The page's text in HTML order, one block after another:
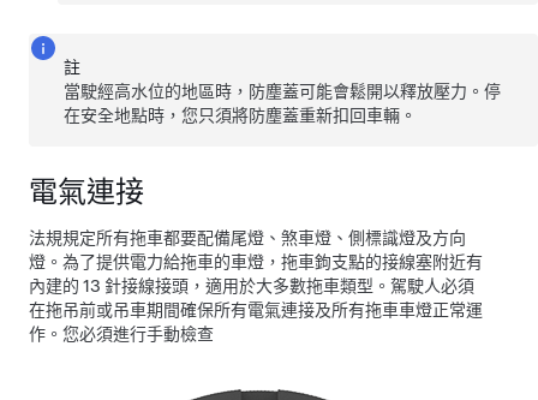
註
當駛經高水位的地區時，防塵蓋可能會鬆開以釋放壓力。停
在安全地點時，您只須將防塵蓋重新扣回車輛。
電氣連接
法規規定所有拖車都要配備尾燈、煞車燈、側標識燈及方向
燈。為了提供電力給拖車的車燈，拖車鉤支點的接線塞附近有
內建的 13 針接線接頭，適用於大多數拖車類型。駕駛人必須
在拖吊前或吊車期間確保所有電氣連接及所有拖車車燈正常運
作。您必須進行手動檢查